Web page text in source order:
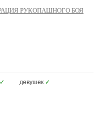
РУКОПАШНОГО БОЯ
✓ девушек ✓